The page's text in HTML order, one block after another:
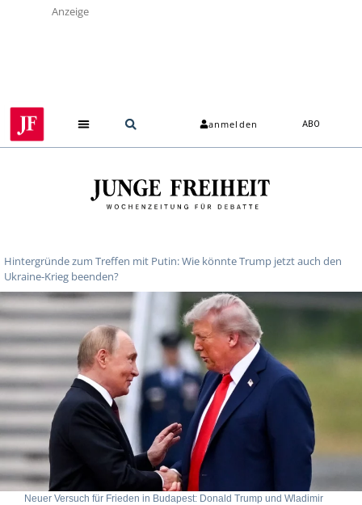
Anzeige
anmelden ABO
Hintergründe zum Treffen mit Putin: Wie könnte Trump jetzt auch den
Ukraine-Krieg beenden?
Neuer Versuch für Frieden in Budapest: Donald Trump und Wladimir